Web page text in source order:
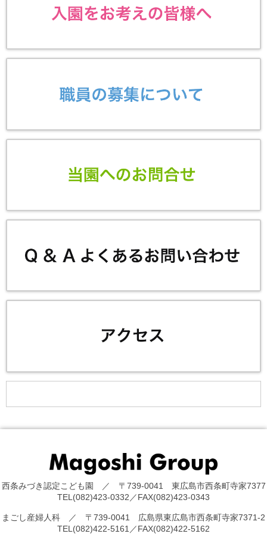
西条みづき認定こども園 ／ 〒739-0041 東広島市西条町寺家7377
TEL(082)423-0332／FAX(082)423-0343
まごし産婦人科 ／ 〒739-0041 広島県東広島市西条町寺家7371-2
TEL(082)422-5161／FAX(082)422-5162